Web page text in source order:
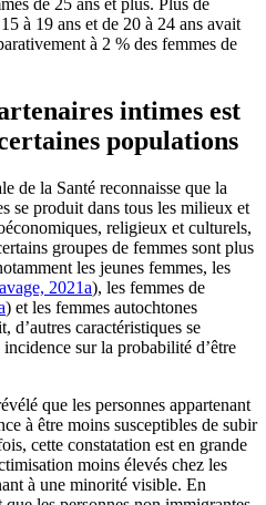
de 25 ans et plus. Plus de
à 19 ans et de 20 à 24 ans avait
à 2 % des femmes de
intimes est
populations
de la Santé reconnaisse que la
se produit dans tous les milieux et
religieux et culturels,
groupes de femmes sont plus
les jeunes femmes, les
2021a), les femmes de
) et les femmes autochtones
d’autres caractéristiques se
sur la probabilité d’être
que les personnes appartenant
à être moins susceptibles de subir
cette constatation est en grande
moins élevés chez les
à une minorité visible. En